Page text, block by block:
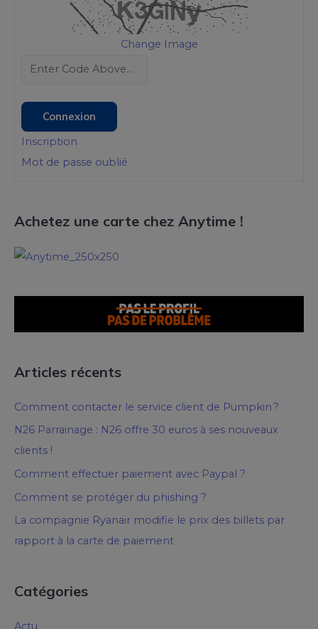
Change Image
Connexion
Inscription
Mot de passe oublié
Achetez une carte chez Anytime !
Articles récents
Comment contacter le service client de Pumpkin ?
N26 Parrainage : N26 offre 30 euros à ses nouveaux
clients !
Comment effectuer paiement avec Paypal ?
Comment se protéger du phishing ?
La compagnie Ryanair modifie le prix des billets par
rapport à la carte de paiement
Catégories
Actu